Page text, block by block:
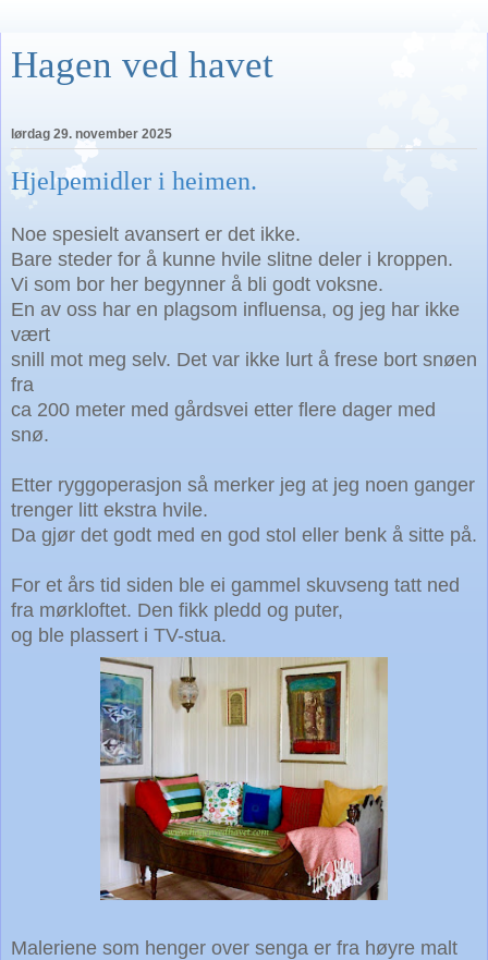
Hagen ved havet
lørdag 29. november 2025
Hjelpemidler i heimen.
Noe spesielt avansert er det ikke.
Bare steder for å kunne hvile slitne deler i kroppen.
Vi som bor her begynner å bli godt voksne.
En av oss har en plagsom influensa, og jeg har ikke
vært
snill mot meg selv. Det var ikke lurt å frese bort snøen
fra
ca 200 meter med gårdsvei etter flere dager med
snø.
Etter ryggoperasjon så merker jeg at jeg noen ganger
trenger litt ekstra hvile.
Da gjør det godt med en god stol eller benk å sitte på.
For et års tid siden ble ei gammel skuvseng tatt ned
fra mørkloftet. Den fikk pledd og puter,
og ble plassert i TV-stua.
Maleriene som henger over senga er fra høyre malt